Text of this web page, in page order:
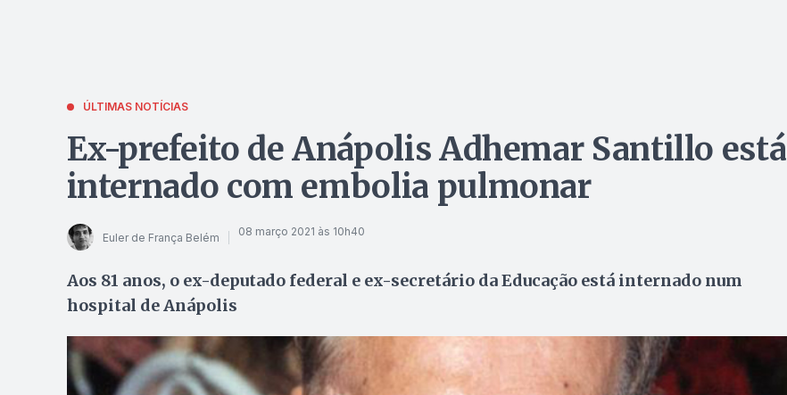
ÚLTIMAS NOTÍCIAS
Ex-prefeito de Anápolis Adhemar Santillo está
internado com embolia pulmonar
Euler de França Belém 08 março 2021 às 10h40
Aos 81 anos, o ex-deputado federal e ex-secretário da Educação está internado num
hospital de Anápolis